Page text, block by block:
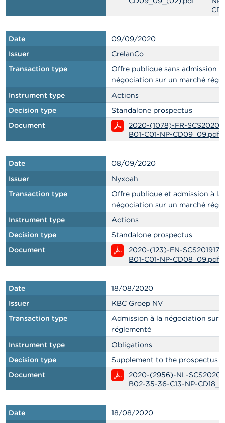
Date
09/09/2020
Issuer
CrelanCo
Transaction type
Offre publique sans admission à
négociation sur un marché
Instrument type
Actions
Decision type
Standalone prospectus
Document
2020-(1078)-FR-
B01-C01-NP-CD09_09.pdf
Date
08/09/2020
Issuer
Nyxoah
Transaction type
Offre publique et admission à la
négociation sur un marché
Instrument type
Actions
Decision type
Standalone prospectus
Document
2020-(123)-EN-
B01-C01-NP-CD08_09.pdf
Date
18/08/2020
Issuer
KBC Groep NV
Transaction type
Admission à la négociation sur
réglementé
Instrument type
Obligations
Decision type
Supplement to the prospectus
Document
2020-(2956)-NL-
B02-35-36-C13-NP-
Date
18/08/2020